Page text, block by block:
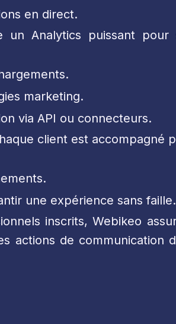
en direct.
un Analytics puissant
marketing.
via API ou connecteurs.
client est accompagné
une expérience sans faille.
inscrits, Webikeo
actions de communication